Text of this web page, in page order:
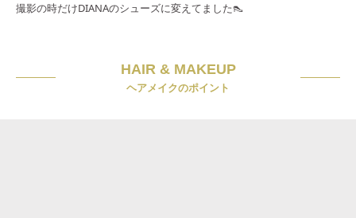
撮影の時だけDIANAのシューズに変えてました👠
HAIR & MAKEUP
ヘアメイクのポイント